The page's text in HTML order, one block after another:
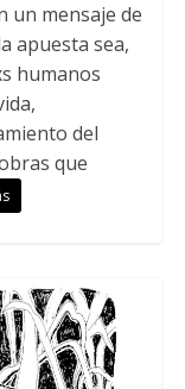
un mensaje de
apuesta sea,
humanos
del
que